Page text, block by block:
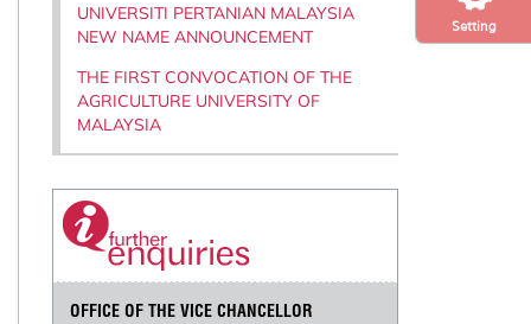
Setting
UNIVERSITI PERTANIAN MALAYSIA
NEW NAME ANNOUNCEMENT
THE FIRST CONVOCATION OF THE
AGRICULTURE UNIVERSITY OF
MALAYSIA
OFFICE OF THE VICE CHANCELLOR